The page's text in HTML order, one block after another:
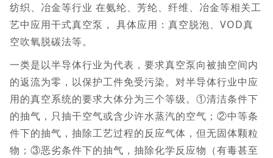
纺织、冶金等行业 在氨纶、芳纶、纤维、冶金等相关工
艺中应用干式真空泵， 具体应用：真空脱泡、VOD真
空吹氧脱碳法等。
一类是以半导体行业为代表，要求真空泵向被抽空间内
的返流为零，以保护工件免受污染。对半导体行业中应
用的真空系统的要求大体分为三个等级。①清洁条件下
的抽气，只抽干空气或含少许水蒸汽的空气；②中等条
件下的抽气，抽除工艺过程的反应气体，但无固体颗粒
物；③恶劣条件下的抽气，抽除化学反应物（有毒甚至